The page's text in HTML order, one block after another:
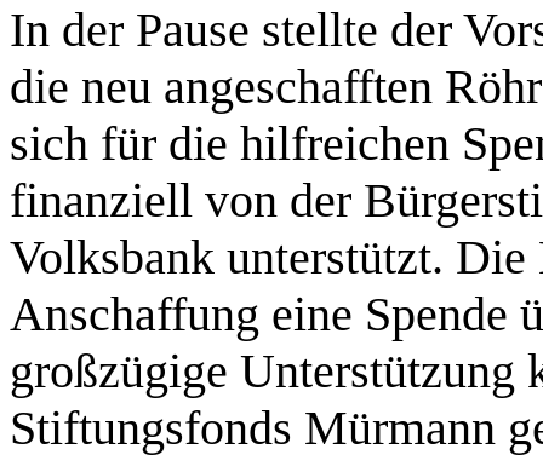
In der Pause stellte der
die neu angeschafften
sich für die hilfreichen
finanziell von der
Volksbank unterstützt.
Anschaffung eine Spende
großzügige Unterstützung
Stiftungsfonds Mürmann